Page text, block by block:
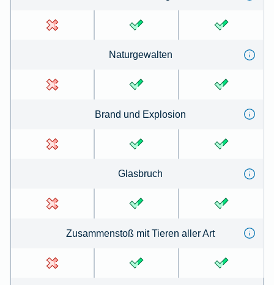
Na­tur­ge­wal­ten
Brand und Ex­plo­sion
Glas­bruch
Zu­sammen­stoß mit Tie­ren aller Art